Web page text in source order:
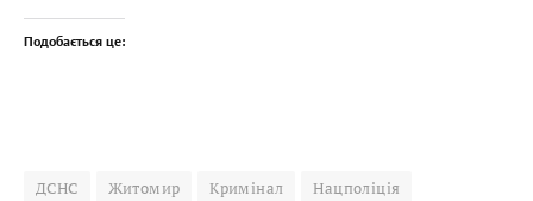
Подобається це:
ДСНС Житомир Кримінал
Нацполіція